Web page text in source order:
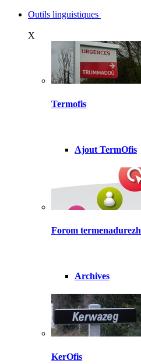
Outils linguistiques
X
Termofis
Ajout TermOfis
Forom termenadurezh
Archives
KerOfis